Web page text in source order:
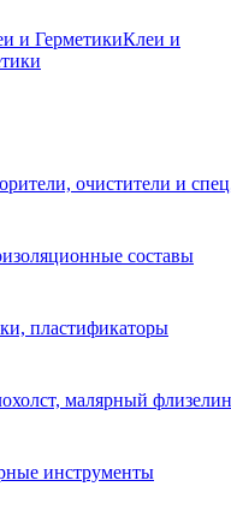
Клеи и
очистители и
составы
пластификаторы
малярный флизелин
инструменты